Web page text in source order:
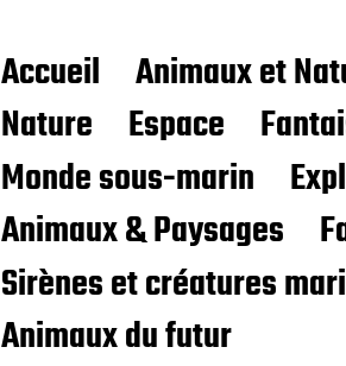
Accueil Animaux et
Nature
Espace
Monde sous-marin
Animaux & Paysages
Sirènes et créatures
Animaux du futur